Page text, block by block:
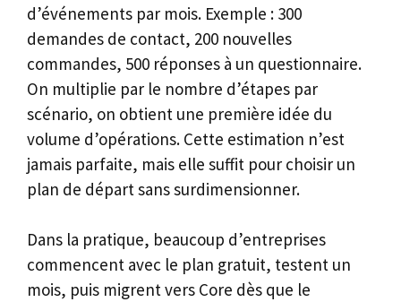
d’événements par mois. Exemple : 300
demandes de contact, 200 nouvelles
commandes, 500 réponses à un questionnaire.
On multiplie par le nombre d’étapes par
scénario, on obtient une première idée du
volume d’opérations. Cette estimation n’est
jamais parfaite, mais elle suffit pour choisir un
plan de départ sans surdimensionner.
Dans la pratique, beaucoup d’entreprises
commencent avec le plan gratuit, testent un
mois, puis migrent vers Core dès que le